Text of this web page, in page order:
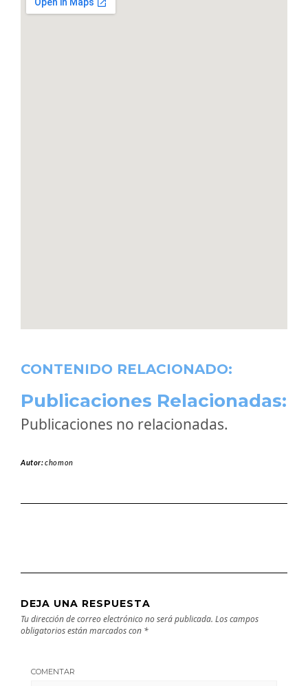
CONTENIDO RELACIONADO:
Publicaciones Relacionadas:
Publicaciones no relacionadas.
Autor:chomon
DEJA UNA RESPUESTA
Tu dirección de correo electrónico no será publicada. Los campos
obligatorios están marcados con *
COMENTAR